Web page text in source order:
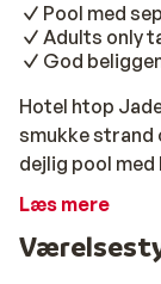
Pool med
Adults only
God
Hotel htop
smukke strand
dejlig pool
kan nyde
voksne (18+).
Læs mere